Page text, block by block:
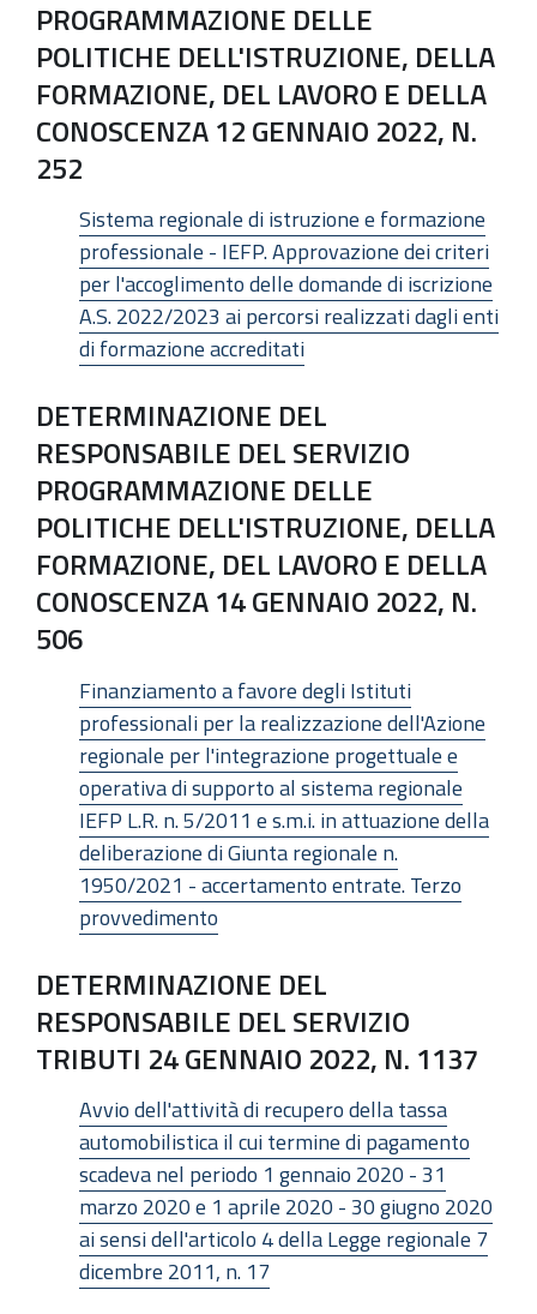
PROGRAMMAZIONE DELLE
POLITICHE DELL'ISTRUZIONE, DELLA
FORMAZIONE, DEL LAVORO E DELLA
CONOSCENZA 12 GENNAIO 2022, N.
252
Sistema regionale di istruzione e formazione
professionale - IEFP. Approvazione dei criteri
per l'accoglimento delle domande di iscrizione
A.S. 2022/2023 ai percorsi realizzati dagli enti
di formazione accreditati
DETERMINAZIONE DEL
RESPONSABILE DEL SERVIZIO
PROGRAMMAZIONE DELLE
POLITICHE DELL'ISTRUZIONE, DELLA
FORMAZIONE, DEL LAVORO E DELLA
CONOSCENZA 14 GENNAIO 2022, N.
506
Finanziamento a favore degli Istituti
professionali per la realizzazione dell'Azione
regionale per l'integrazione progettuale e
operativa di supporto al sistema regionale
IEFP L.R. n. 5/2011 e s.m.i. in attuazione della
deliberazione di Giunta regionale n.
1950/2021 - accertamento entrate. Terzo
provvedimento
DETERMINAZIONE DEL
RESPONSABILE DEL SERVIZIO
TRIBUTI 24 GENNAIO 2022, N. 1137
Avvio dell'attività di recupero della tassa
automobilistica il cui termine di pagamento
scadeva nel periodo 1 gennaio 2020 - 31
marzo 2020 e 1 aprile 2020 - 30 giugno 2020
ai sensi dell'articolo 4 della Legge regionale 7
dicembre 2011, n. 17